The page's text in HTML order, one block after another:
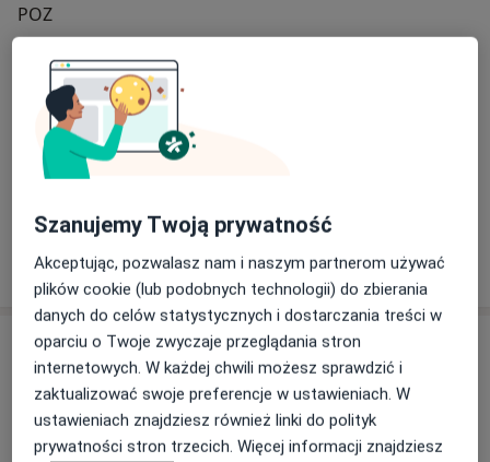
POZ
więcejO mnie
Główne obszary pomocy
Infekcje Astma oskrzelowa
Choroby kręgosłupa
Pokaż więcejo doświadczeniu
Usługi i ceny
Brak informacji o usługach i cenach
Ten lekarz nie dodał jeszcze informacji o usługach i
cenach.
Szanujemy Twoją prywatność
Akceptując, pozwalasz nam i naszym partnerom używać
plików cookie (lub podobnych technologii) do zbierania
danych do celów statystycznych i dostarczania treści w
oparciu o Twoje zwyczaje przeglądania stron
internetowych. W każdej chwili możesz sprawdzić i
zaktualizować swoje preferencje w ustawieniach. W
ustawieniach znajdziesz również linki do polityk
prywatności stron trzecich. Więcej informacji znajdziesz